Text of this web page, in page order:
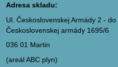
Adresa skladu:
Ul. Československej Armády 2 -
Československej armády 1695/6
036 01 Martin
(areál ABC plyn)